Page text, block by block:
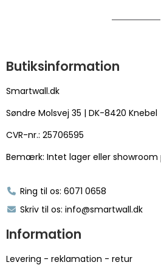
Butiksinformation
Smartwall.dk
Søndre Molsvej 35 | DK-8420 Knebel
CVR-nr.: 25706595
Bemærk: Intet lager eller showroom
Ring til os: 6071 0658
Skriv til os: info@smartwall.dk
Information
Levering - reklamation - retur